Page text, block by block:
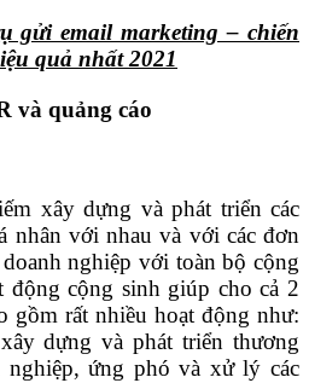
gửi email marketing – chiến
quả nhất 2021
và quảng cáo
xây dựng và phát triển các
nhân với nhau và với các đơn
nghiệp với toàn bộ cộng
cộng sinh giúp cho cả 2
gồm rất nhiều hoạt động như:
dựng và phát triển thương
ứng phó và xử lý các